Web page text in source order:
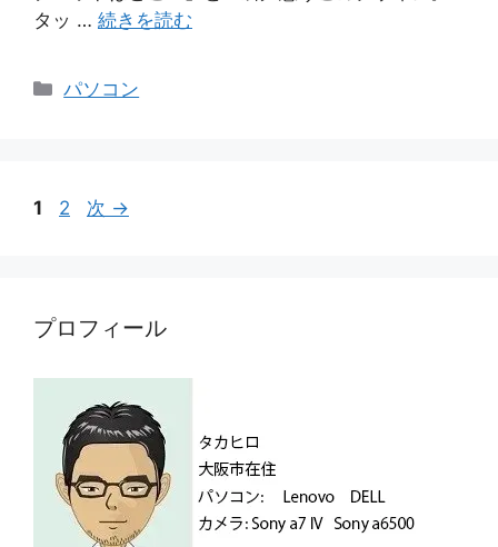
タッ … 続きを読む
カ
ー
パソコン
ペ
1
ペ
2 次 →
プロフィール